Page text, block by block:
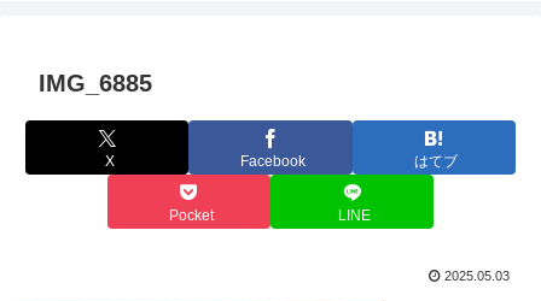
IMG_6885
X Facebook はてブ
Pocket LINE
2025.05.03